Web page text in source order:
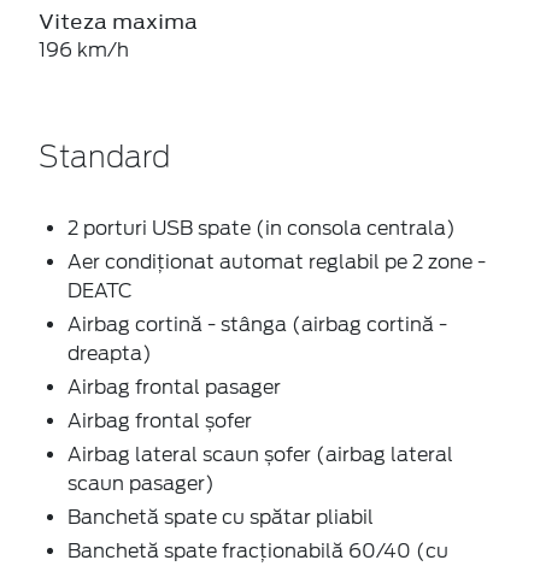
Viteza maxima
196 km/h
Standard
2 porturi USB spate (in consola centrala)
Aer condiționat automat reglabil pe 2 zone -
DEATC
Airbag cortină - stânga (airbag cortină -
dreapta)
Airbag frontal pasager
Airbag frontal șofer
Airbag lateral scaun șofer (airbag lateral
scaun pasager)
Banchetă spate cu spătar pliabil
Banchetă spate fracționabilă 60/40 (cu